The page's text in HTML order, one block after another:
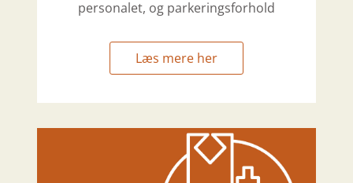
personalet, og parkeringsforhold
Læs mere her